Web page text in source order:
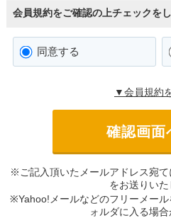
会員規約をご確認の上チェックを
同意する
▼会員規約
※ご記入頂いたメールアドレス宛
をお送りいた
※Yahoo!メールなどのフリーメー
ォルダに入る場合